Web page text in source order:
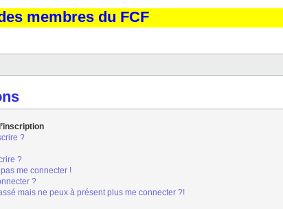
membres du FCF
?
?
me connecter !
?
mais ne peux à présent plus me connecter ?!